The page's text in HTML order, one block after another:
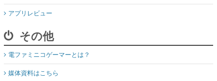
アプリレビュー
その他
電ファミニコゲーマーとは？
媒体資料はこちら